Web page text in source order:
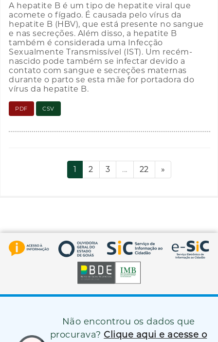
A hepatite B é um tipo de hepatite viral que
acomete o fígado. É causada pelo vírus da
hepatite B (HBV), que está presente no sangue
e nas secreções. Além disso, a hepatite B
também é considerada uma Infecção
Sexualmente Transmissível (IST). Um recém-
nascido pode também se infectar devido a
contato com sangue e secreções maternas
durante o parto se esta mãe for portadora do
vírus da hepatite B.
PDF CSV
1 2 3 ... 22 »
Não encontrou os dados que
procurava? Clique aqui e acesse o